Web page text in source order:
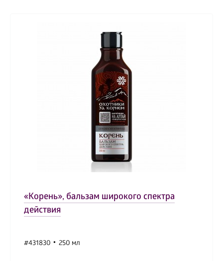
«Корень», бальзам широкого спектра
действия
#431830 250 мл